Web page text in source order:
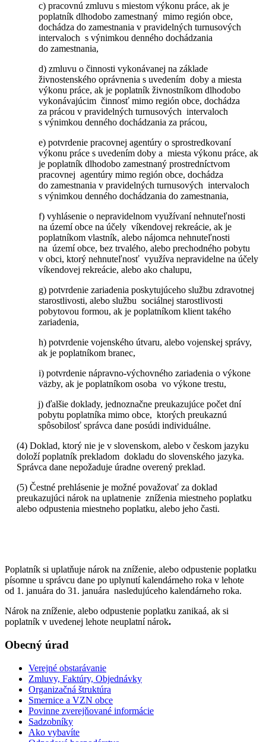
c) pracovnú zmluvu s miestom výkonu práce, ak je
poplatník dlhodobo zamestnaný mimo región obce,
dochádza do zamestnania v pravidelných turnusových
intervaloch s výnimkou denného dochádzania
do zamestnania,
d) zmluvu o činnosti vykonávanej na základe
živnostenského oprávnenia s uvedením doby a miesta
výkonu práce, ak je poplatník živnostníkom dlhodobo
vykonávajúcim činnosť mimo región obce, dochádza
za prácou v pravidelných turnusových intervaloch
s výnimkou denného dochádzania za prácou,
e) potvrdenie pracovnej agentúry o sprostredkovaní
výkonu práce s uvedením doby a miesta výkonu práce, ak
je poplatník dlhodobo zamestnaný prostredníctvom
pracovnej agentúry mimo región obce, dochádza
do zamestnania v pravidelných turnusových intervaloch
s výnimkou denného dochádzania do zamestnania,
f) vyhlásenie o nepravidelnom využívaní nehnuteľnosti
na území obce na účely víkendovej rekreácie, ak je
poplatníkom vlastník, alebo nájomca nehnuteľnosti
na území obce, bez trvalého, alebo prechodného pobytu
v obci, ktorý nehnuteľnosť využíva nepravidelne na účely
víkendovej rekreácie, alebo ako chalupu,
g) potvrdenie zariadenia poskytujúceho službu zdravotnej
starostlivosti, alebo službu sociálnej starostlivosti
pobytovou formou, ak je poplatníkom klient takého
zariadenia,
h) potvrdenie vojenského útvaru, alebo vojenskej správy,
ak je poplatníkom branec,
i) potvrdenie nápravno-výchovného zariadenia o výkone
väzby, ak je poplatníkom osoba vo výkone trestu,
j) ďalšie doklady, jednoznačne preukazujúce počet dní
pobytu poplatníka mimo obce, ktorých preukaznú
spôsobilosť správca dane posúdi individuálne.
(4) Doklad, ktorý nie je v slovenskom, alebo v českom jazyku
doloží poplatník prekladom dokladu do slovenského jazyka.
Správca dane nepožaduje úradne overený preklad.
(5) Čestné prehlásenie je možné považovať za doklad
preukazujúci nárok na uplatnenie zníženia miestneho poplatku
alebo odpustenia miestneho poplatku, alebo jeho časti.
Poplatník si uplatňuje nárok na zníženie, alebo odpustenie poplatku
písomne u správcu dane po uplynutí kalendárneho roka v lehote
od 1. januára do 31. januára nasledujúceho kalendárneho roka.
Nárok na zníženie, alebo odpustenie poplatku zanikaá, ak si
poplatník v uvedenej lehote neuplatní nárok.
Obecný úrad
Verejné obstarávanie
Zmluvy, Faktúry, Objednávky
Organizačná štruktúra
Smernice a VZN obce
Povinne zverejňované informácie
Sadzobníky
Ako vybavíte